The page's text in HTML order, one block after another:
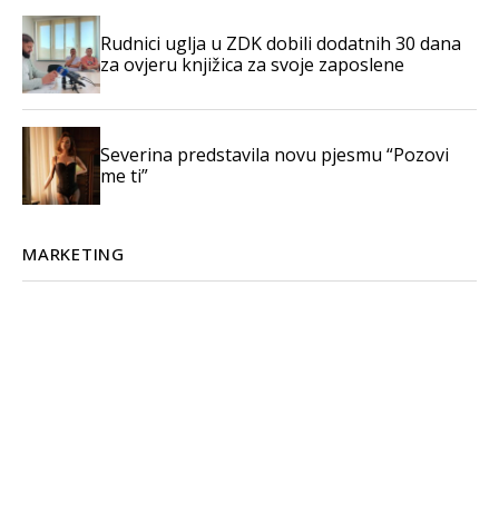
Rudnici uglja u ZDK dobili dodatnih 30 dana
za ovjeru knjižica za svoje zaposlene
Severina predstavila novu pjesmu “Pozovi
me ti”
MARKETING